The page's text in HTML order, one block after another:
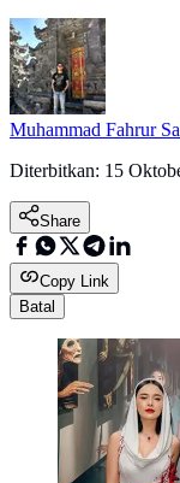
Muhammad Fahrur
Diterbitkan: 15
Share
Copy Link
Batal